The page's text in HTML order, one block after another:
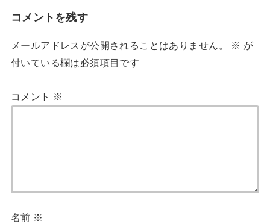
コメントを残す
メールアドレスが公開されることはありません。 ※ が
付いている欄は必須項目です
コメント ※
名前 ※